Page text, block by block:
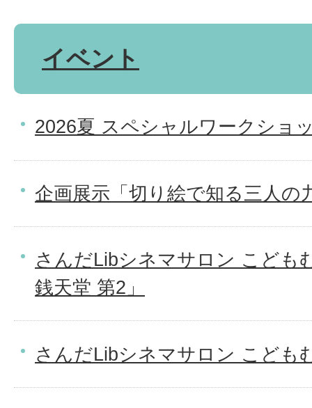
イベント
2026夏 スペシャルワークショ
企画展示「切り絵で知る三人の
さんだLibシネマサロン こども
銭天堂 第2」
さんだLibシネマサロン こども